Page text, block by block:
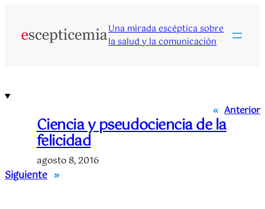
contenido
Una mirada escéptica sobre
la salud y la comunicación
« Anterior
Ciencia y pseudociencia de la
felicidad
agosto 8, 2016
Siguiente »